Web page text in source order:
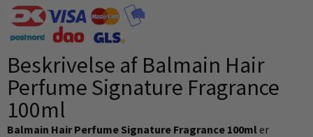
Beskrivelse af Balmain Hair
Perfume Signature Fragrance
100ml
Balmain Hair Perfume Signature Fragrance 100ml er